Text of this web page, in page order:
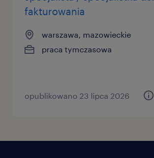
fakturowania
warszawa, mazowieckie
praca tymczasowa
opublikowano 23 lipca 2026